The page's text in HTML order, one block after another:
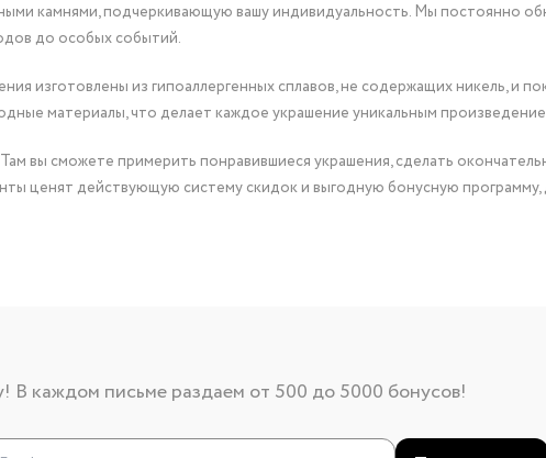
камнями, подчеркивающую вашу индивидуальность. Мы постоянно
до особых событий.
изготовлены из гипоаллергенных сплавов, не содержащих никель, и
материалы, что делает каждое украшение уникальным
вы сможете примерить понравившиеся украшения, сделать
ценят действующую систему скидок и выгодную бонусную программу,
В каждом письме раздаем от 500 до 5000 бонусов!